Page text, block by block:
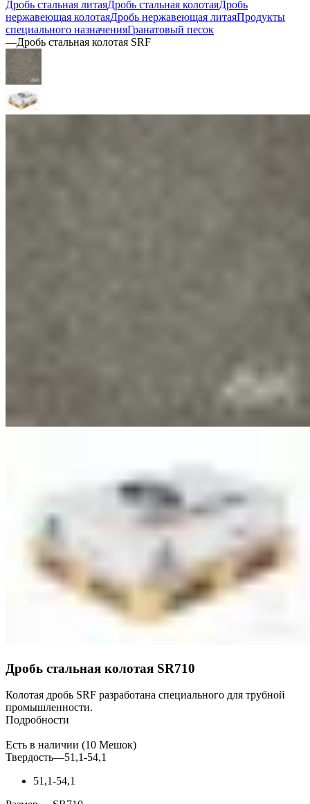
Дробь стальная литаяДробь стальная колотаяДробь
нержавеющая колотаяДробь нержавеющая литаяПродукты
специального назначенияГранатовый песок
—Дробь стальная колотая SRF
Дробь стальная колотая SR710
Колотая дробь SRF разработана специального для трубной
промышленности.
Подробности
Есть в наличии (10 Мешок)
Твердость—51,1-54,1
51,1-54,1